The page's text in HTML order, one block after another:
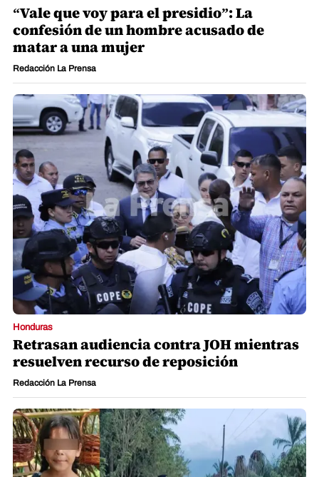
“Vale que voy para el presidio”: La
confesión de un hombre acusado de
matar a una mujer
Redacción La Prensa
Honduras
Retrasan audiencia contra JOH mientras
resuelven recurso de reposición
Redacción La Prensa